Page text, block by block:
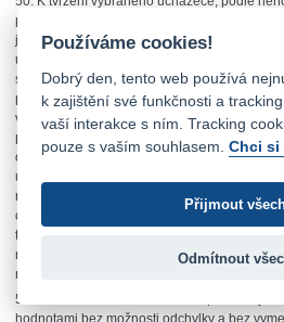
procentuální tolerance odchýlení od hranic
je uplatněním znění ust. § 44 odst. 9 zákona,
ustanovení je možno připustit pouze ve
situace, kdy není popis předmětu veřejné
podle § 45 a § 46 zákona dostatečně přesný
v daném případě odkazy na konkrétní
příjmení či specifická označení zboží nebo
osobu, popřípadě její organizační složku za
užitné vzory, průmyslové vzory, ochranné
nepoužil a naopak správně požadované
objektivních technických parametrů, nebylo
technicky obdobné řešení“. Ve vztahu k
neshledal důvody, pro něž zadavatel nemohl
např. vymezením maximálních či minimálních
51.
hodnotami bez možnosti odchylky a bez
Používáme cookies!
Dobrý den, tento web používá
k zajištění své funkčnosti a
vaší interakce s ním. Tracking
pouze s vaším souhlasem.Chci si
Přijmout
Odmítnout